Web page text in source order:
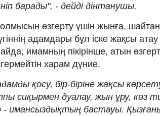
барады", - дейді дінтанушы.
өзгерту үшін жынға,
адамдары бұл іске жақсы
имамның пікірінше, атын
харам дүние.
қосу, бір-біріне жақсы
сиқырмен дуалау, жын ұру, көз
- имансыздықтың бастауы.